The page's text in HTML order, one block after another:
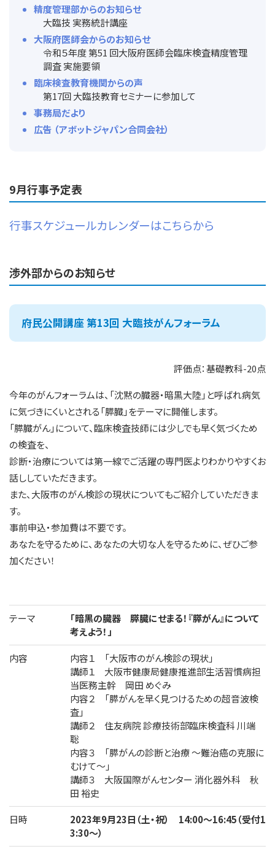
精度管理部からのお知らせ
大臨技 実務統計講座
大阪府医師会からのお知らせ
令和５年度 第51 回大阪府医師会臨床検査精度管理
調査 実施要領
臨床検査教育機関からの声
第17回 大臨技教育セミナーに参加して
事務局だより
広告 （アボットジャパン合同会社）
9月行事予定表
行事スケジュールカレンダーはこちらから
渉外部からのお知らせ
府民公開講座 第13回 大臨技がんフォーラム
評価点：基礎教科-20点
今年のがんフォーラムは、「沈黙の臓器・暗黒大陸」と呼ばれ病気
に気づきにくいとされる「膵臓」をテーマに開催します。
「膵臓がん」について、臨床検査技師には少しでも早く気づくため
の検査を、
診断・治療については第一線でご活躍の専門医よりわかりやすくお
話ししていただきます。
また、大阪市のがん検診の現状についてもご紹介していただきま
す。
事前申込・参加費は不要です。
あなたを守るために、あなたの大切な人を守るために、ぜひご参
加ください！
テーマ
「暗黒の臓器 膵臓にせまる！『膵がん』について
考えよう！」
内容
内容１ 「大阪市のがん検診の現状」
講師１ 大阪市健康局健康推進部生活習慣病担
当医務主幹 岡田 めぐみ
内容２ 「膵がんを早く見つけるための超音波検
査」
講師２ 住友病院 診療技術部臨床検査科 川端
聡
内容３ 「膵がんの診断と治療 ～難治癌の克服に
むけて～」
講師３ 大阪国際がんセンター 消化器外科 秋
田 裕史
日時
2023年9月23日（土・祝） 14:00～16:45（受付1
3:30～）